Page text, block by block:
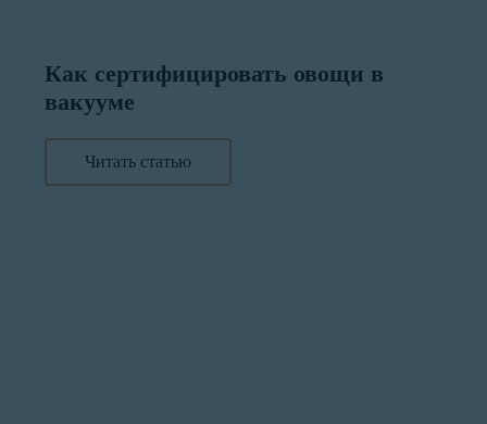
Как сертифицировать овощи в
вакууме
Читать статью